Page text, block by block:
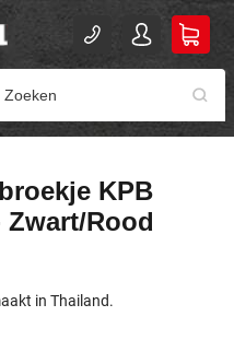
KPB
Zwart/Rood
in Thailand.